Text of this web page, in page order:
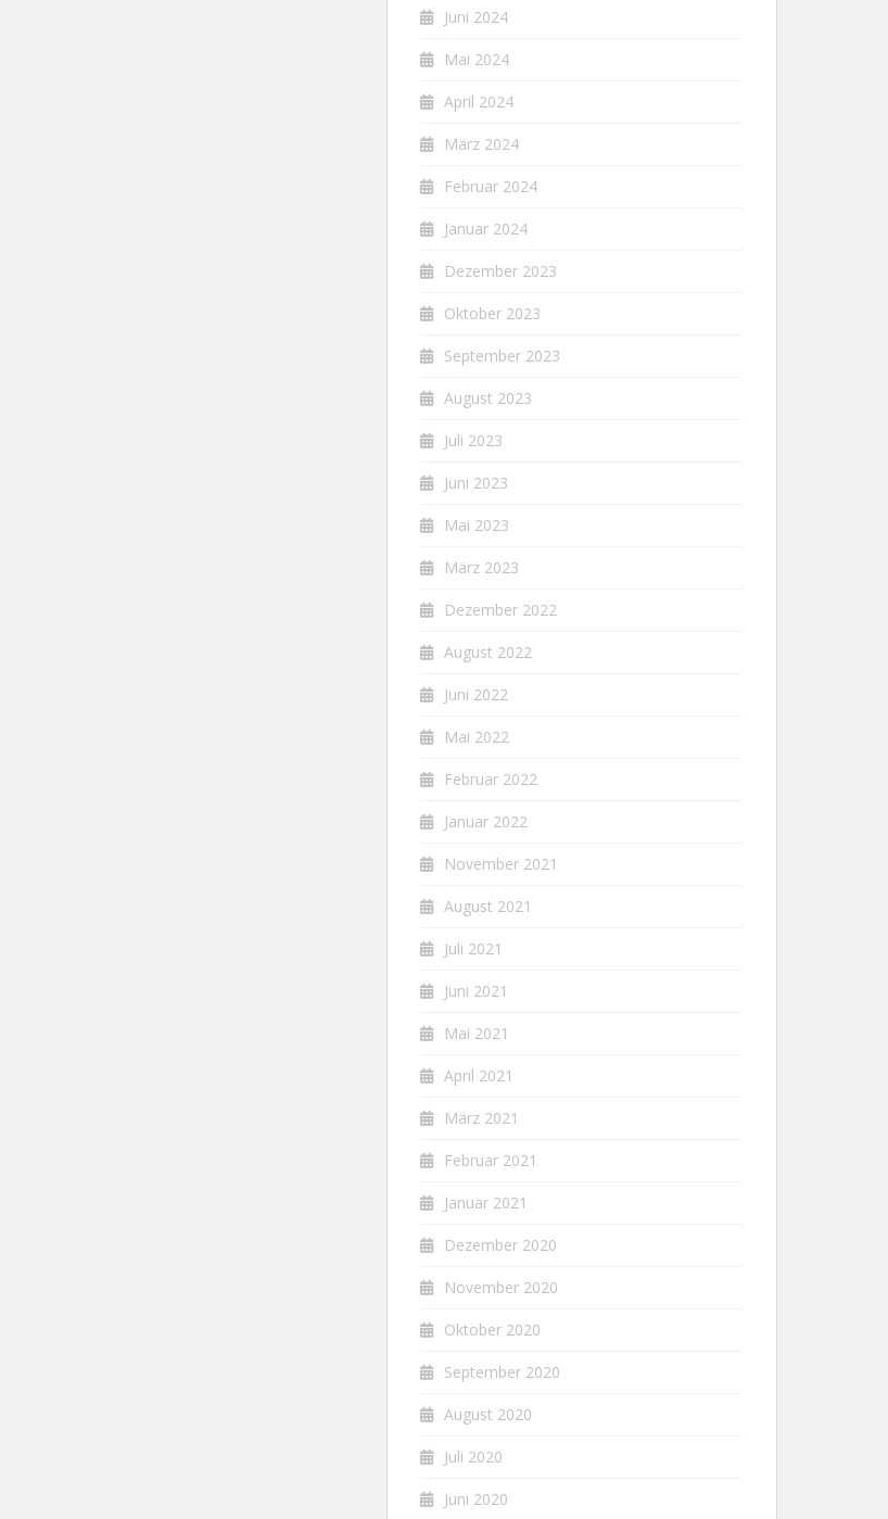
Juni 2024
Mai 2024
April 2024
März 2024
Februar 2024
Januar 2024
Dezember 2023
Oktober 2023
September 2023
August 2023
Juli 2023
Juni 2023
Mai 2023
März 2023
Dezember 2022
August 2022
Juni 2022
Mai 2022
Februar 2022
Januar 2022
November 2021
August 2021
Juli 2021
Juni 2021
Mai 2021
April 2021
März 2021
Februar 2021
Januar 2021
Dezember 2020
November 2020
Oktober 2020
September 2020
August 2020
Juli 2020
Juni 2020